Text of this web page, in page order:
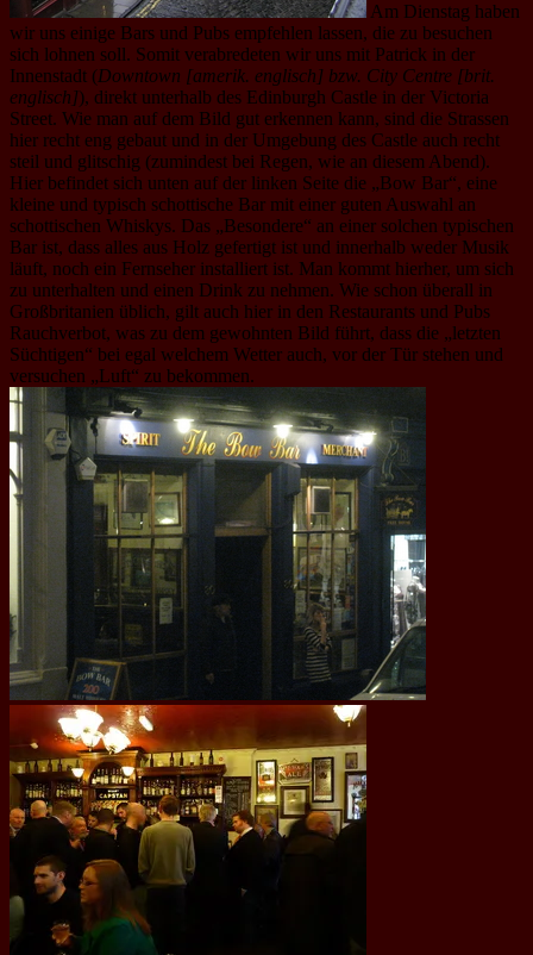
Am Dienstag haben
wir uns einige Bars und Pubs empfehlen lassen, die zu besuchen
sich lohnen soll. Somit verabredeten wir uns mit Patrick in der
Innenstadt (Downtown [amerik. englisch] bzw. City Centre [brit.
englisch]), direkt unterhalb des Edinburgh Castle in der Victoria
Street. Wie man auf dem Bild gut erkennen kann, sind die Strassen
hier recht eng gebaut und in der Umgebung des Castle auch recht
steil und glitschig (zumindest bei Regen, wie an diesem Abend).
Hier befindet sich unten auf der linken Seite die „Bow Bar“, eine
kleine und typisch schottische Bar mit einer guten Auswahl an
schottischen Whiskys. Das „Besondere“ an einer solchen typischen
Bar ist, dass alles aus Holz gefertigt ist und innerhalb weder Musik
läuft, noch ein Fernseher installiert ist. Man kommt hierher, um sich
zu unterhalten und einen Drink zu nehmen. Wie schon überall in
Großbritanien üblich, gilt auch hier in den Restaurants und Pubs
Rauchverbot, was zu dem gewohnten Bild führt, dass die „letzten
Süchtigen“ bei egal welchem Wetter auch, vor der Tür stehen und
versuchen „Luft“ zu bekommen.